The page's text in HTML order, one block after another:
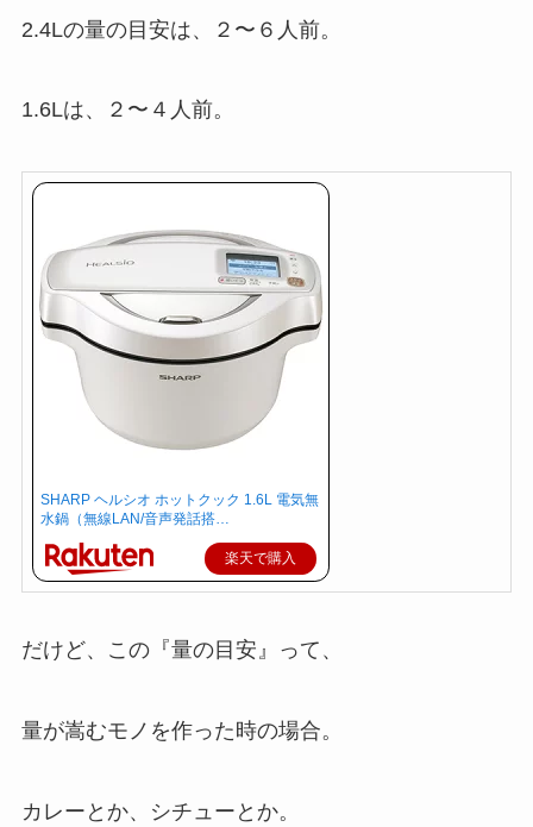
2.4Lの量の目安は、２〜６人前。
1.6Lは、２〜４人前。
SHARP ヘルシオ ホットクック 1.6L 電気無
水鍋（無線LAN/音声発話搭…
楽天で購入
だけど、この『量の目安』って、
量が嵩むモノを作った時の場合。
カレーとか、シチューとか。